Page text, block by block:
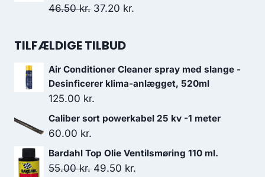
var:
46.50kr. Den
pris
46.50 kr..
37.20 kr.
37.20 kr..
TILFÆLDIGE TILBUD
Air Conditioner Cleaner spray med slange -
Desinficerer klima-anlægget, 520ml
125.00 kr.
Caliber sort powerkabel 25 kv -1 meter
60.00 kr.
Bardahl Top Olie Ventilsmøring 110 ml.
55.00kr. Den
49.50 kr.